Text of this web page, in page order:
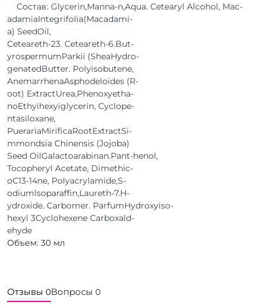
Состав: Glycerin,Manna-n,Aqua. Cetearyl Alcohol, Mac-
adamiaIntegrifolia(Macadami-
a) SeedOil,
Ceteareth-23. Ceteareth-6.But-
yrospermumParkii (SheaHydro-
genatedButter. Polyisobutene,
AnemarrhenaAsphodeloides (R-
oot) ExtractUrea,Phenoxyetha-
noEthyihexyiglycerin, Cyclope-
ntasiloxane,
PuerariaMirificaRootExtractSi-
mmondsia Chinensis (Jojoba)
Seed OilGalactoarabinan.Pant-henol,
Tocopheryl Acetate, Dimethic-
oC13-14ne, Polyacrylamide,S-
odiumlsoparaffin,Laureth-7.H-
ydroxide. Carbomer. ParfumHydroxyiso-
hexyl 3Cyclohexene Carboxald-
ehyde
Объем: 30 мл
Отзывы 0Вопросы 0